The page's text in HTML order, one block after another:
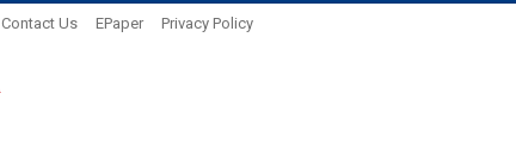
Contact Us EPaper Privacy Policy